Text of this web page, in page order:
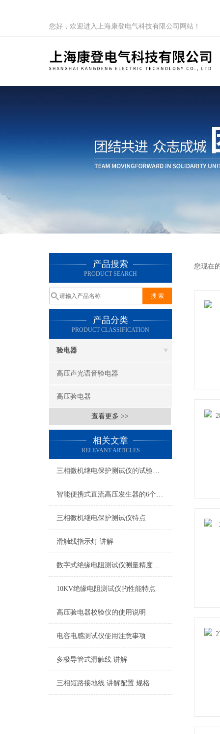
您好，欢迎进入上海康登电气科技有限公司网站！
产品搜索
PRODUCT SEARCH
产品分类
PRODUCT CLASSIFICATION
验电器
高压声光语音验电器
高压验电器
查看更多 >>
相关文章
RELEVANT ARTICLES
三相微机继电保护测试仪的试验方法
智能便携式直流高压发生器的6个使用注意事项
三相微机继电保护测试仪特点
滑触线指示灯 讲解
数字式绝缘电阻测试仪测量精度是多少？
10KV绝缘电阻测试仪的性能特点
高压验电器校验仪的使用说明
电容电感测试仪使用注意事项
多极导管式滑触线 讲解
三相短路接地线 讲解配置 规格
您现在